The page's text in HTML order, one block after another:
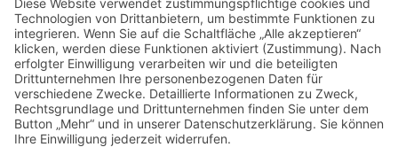
Benutzername
oder
E-
Mail-
Passwort*
Erforderlich
Passwort vergessen?